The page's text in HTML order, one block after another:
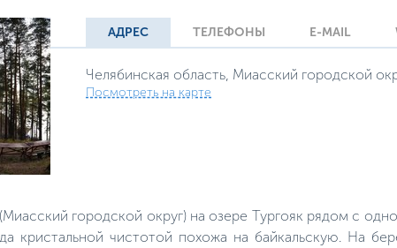
АДРЕС ТЕЛЕФОНЫ E-MAIL
Челябинская область, Миасский городской
Посмотреть на карте
городской округ) на озере Тургояк рядом с
кристальной чистотой похожа на байкальскую. На